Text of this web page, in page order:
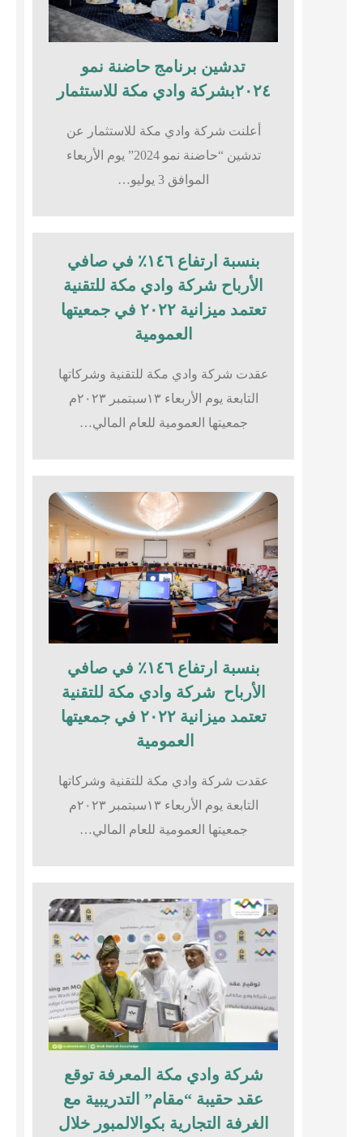
تدشين برنامج حاضنة نمو
٢٠٢٤بشركة وادي مكة للاستثمار
أعلنت شركة وادي مكة للاستثمار عن
تدشين “حاضنة نمو 2024” يوم الأربعاء
الموافق 3 يوليو…
بنسبة ارتفاع ١٤٦٪؜ في صافي
الأرباح شركة وادي مكة للتقنية
تعتمد ميزانية ٢٠٢٢ في جمعيتها
العمومية
عقدت شركة وادي مكة للتقنية وشركاتها
التابعة يوم الأربعاء ١٣سبتمبر ٢٠٢٣م
جمعيتها العمومية للعام المالي…
بنسبة ارتفاع ١٤٦٪؜ في صافي
الأرباح شركة وادي مكة للتقنية
تعتمد ميزانية ٢٠٢٢ في جمعيتها
العمومية
عقدت شركة وادي مكة للتقنية وشركاتها
التابعة يوم الأربعاء ١٣سبتمبر ٢٠٢٣م
جمعيتها العمومية للعام المالي…
شركة وادي مكة المعرفة توقع
عقد حقيبة “مقام” التدريبية مع
الغرفة التجارية بكوالالمبور خلال